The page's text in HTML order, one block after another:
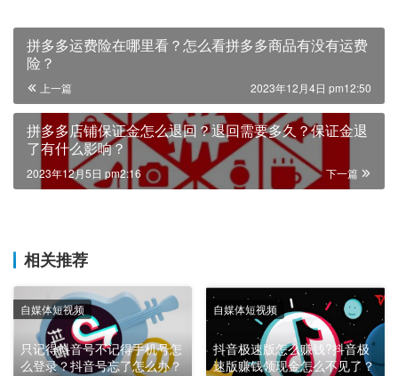
拼多多运费险在哪里看？怎么看拼多多商品有没有运费
险？
上一篇 2023年12月4日 pm12:50
拼多多店铺保证金怎么退回？退回需要多久？保证金退
了有什么影响？
下一篇
2023年12月5日 pm2:16
相关推荐
只记得抖音号不记得手机号怎
么登录？抖音号忘了怎么办？
自媒体短视频
抖音极速版怎么赚钱?抖音极
速版赚钱领现金怎么不见了？
自媒体短视频